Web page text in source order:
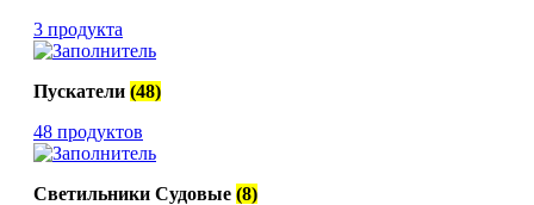
3 продукта
Пускатели (48)
48 продуктов
Светильники Судовые (8)